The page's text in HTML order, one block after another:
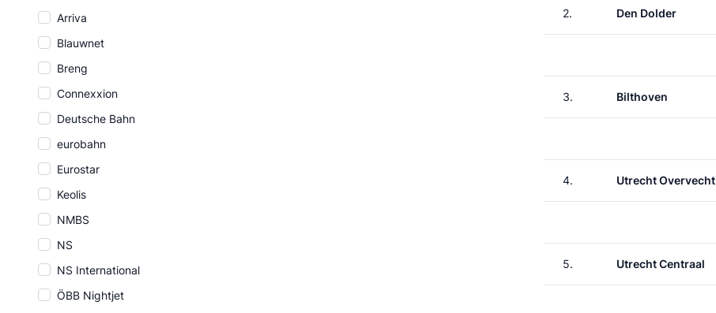
Arriva
Blauwnet
Breng
Connexxion
Deutsche Bahn
eurobahn
Eurostar
Keolis
NMBS
NS
NS International
ÖBB Nightjet
2. Den Dolder
3. Bilthoven
4. Utrecht Overvecht
5. Utrecht Centraal